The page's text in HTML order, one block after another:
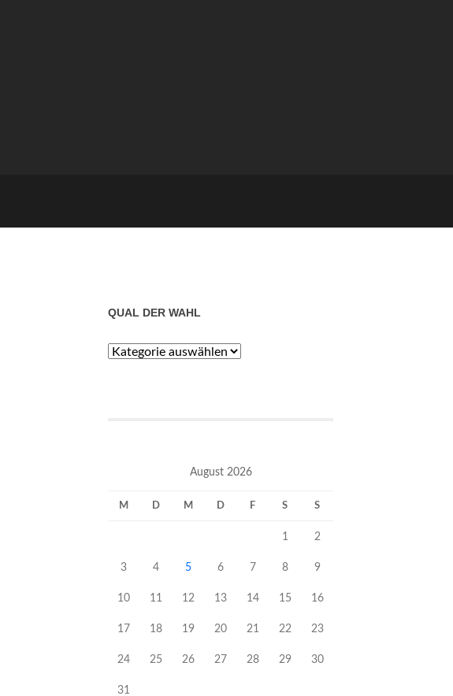
QUAL DER WAHL
Qual
August 2026
M D M D F S S
1 2
3 4 5 6 7 8 9
10 11 12 13 14 15 16
17 18 19 20 21 22 23
24 25 26 27 28 29 30
31